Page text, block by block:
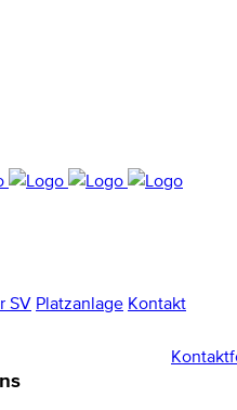
SV Platzanlage Kontakt